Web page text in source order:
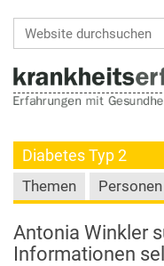
Diabetes Typ 2
Themen Personen
Antonia Winkler
Informationen